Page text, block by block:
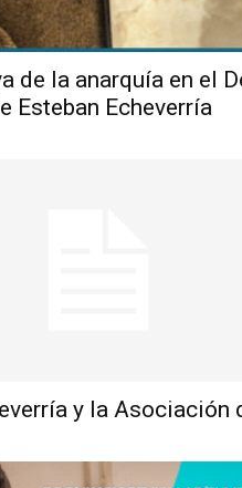
de la anarquía en el
Esteban Echeverría
y la Asociación